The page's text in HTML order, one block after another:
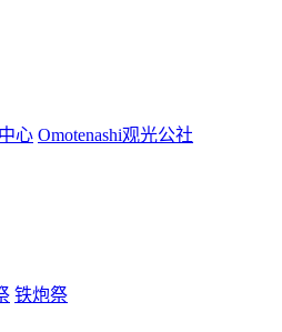
心 Omotenashi观光公社
铁炮祭